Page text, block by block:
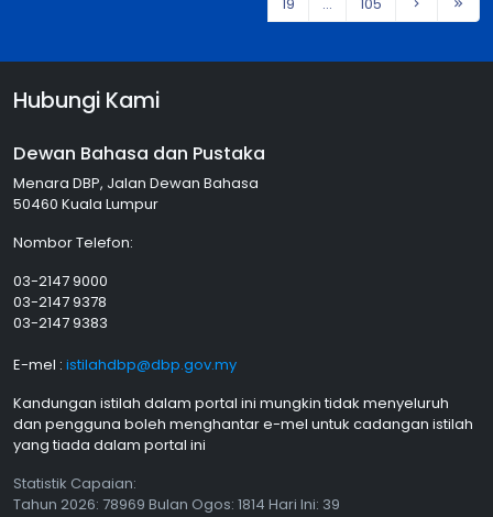
Hubungi Kami
Dewan Bahasa dan Pustaka
Menara DBP, Jalan Dewan Bahasa
50460 Kuala Lumpur
Nombor Telefon:
03-2147 9000
03-2147 9378
03-2147 9383
E-mel : istilahdbp@dbp.gov.my
Kandungan istilah dalam portal ini mungkin tidak menyeluruh
dan pengguna boleh menghantar e-mel untuk cadangan istilah
yang tiada dalam portal ini
Statistik Capaian:
Tahun 2026: 78969 Bulan Ogos: 1814 Hari Ini: 39